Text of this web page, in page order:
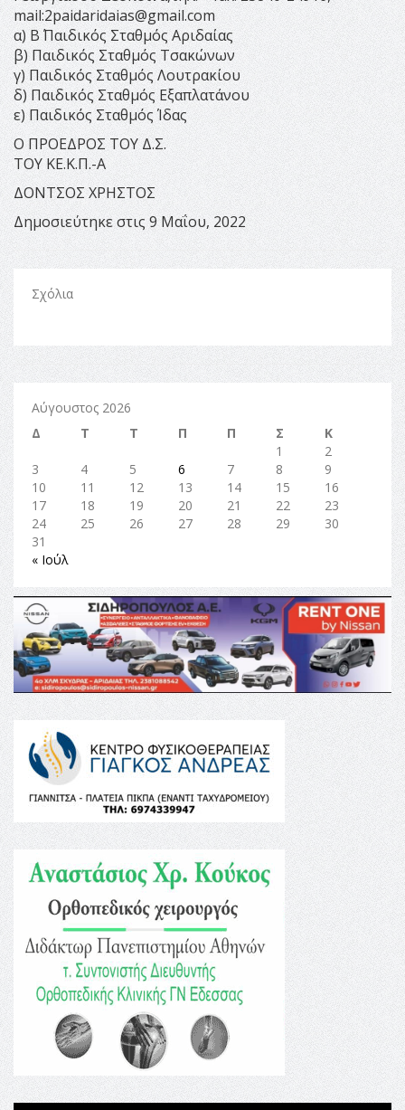
mail:2paidaridaias@gmail.com
α) Β΄ Παιδικός Σταθμός Αριδαίας
β) Παιδικός Σταθμός Τσακώνων
γ) Παιδικός Σταθμός Λουτρακίου
δ) Παιδικός Σταθμός Εξαπλατάνου
ε) Παιδικός Σταθμός Ίδας
Ο ΠΡΟΕΔΡΟΣ ΤΟΥ Δ.Σ.
ΤΟΥ ΚΕ.Κ.Π.-Α
ΔΟΝΤΣΟΣ ΧΡΗΣΤΟΣ
Δημοσιεύτηκε στις 9 Μαΐου, 2022
Σχόλια
Αύγουστος 2026
Δ
Τ Τ Π Π Σ
Κ
1
2
3
4 5 6 7 8
9
10
11 12 13 14 15
16
17
18 19 20 21 22
23
24
25 26 27 28 29
30
31
« Ιούλ